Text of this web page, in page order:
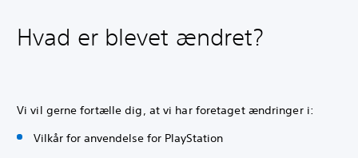
Hvad er blevet ændret?
Vi vil gerne fortælle dig, at vi har foretaget ændringer i:
Vilkår for anvendelse for PlayStation